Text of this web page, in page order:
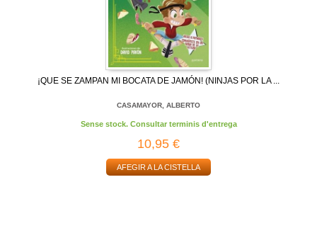
¡QUE SE ZAMPAN MI BOCATA DE JAMÓN! (NINJAS POR LA ...
CASAMAYOR, ALBERTO
Sense stock. Consultar terminis d'entrega
10,95 €
AFEGIR A LA CISTELLA